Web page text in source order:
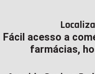
Fácil acesso a
farmácias,